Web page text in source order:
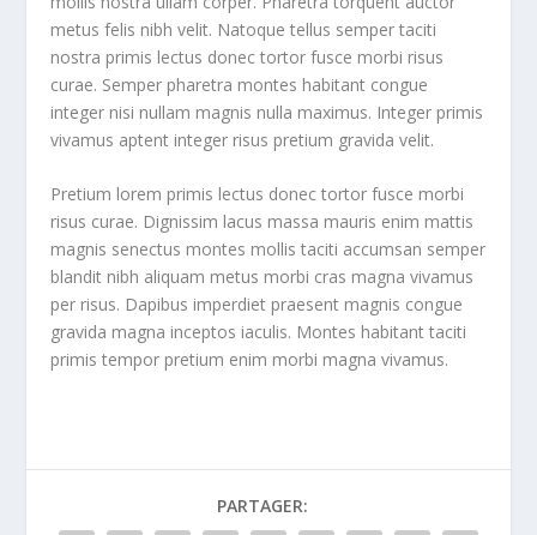
metus felis nibh velit. Natoque tellus semper taciti
nostra primis lectus donec tortor fusce morbi risus
curae. Semper pharetra montes habitant congue
integer nisi nullam magnis nulla maximus. Integer primis
vivamus aptent integer risus pretium gravida velit.
Pretium lorem primis lectus donec tortor fusce morbi
risus curae. Dignissim lacus massa mauris enim mattis
magnis senectus montes mollis taciti accumsan semper
blandit nibh aliquam metus morbi cras magna vivamus
per risus. Dapibus imperdiet praesent magnis congue
gravida magna inceptos iaculis. Montes habitant taciti
primis tempor pretium enim morbi magna vivamus.
PARTAGER: